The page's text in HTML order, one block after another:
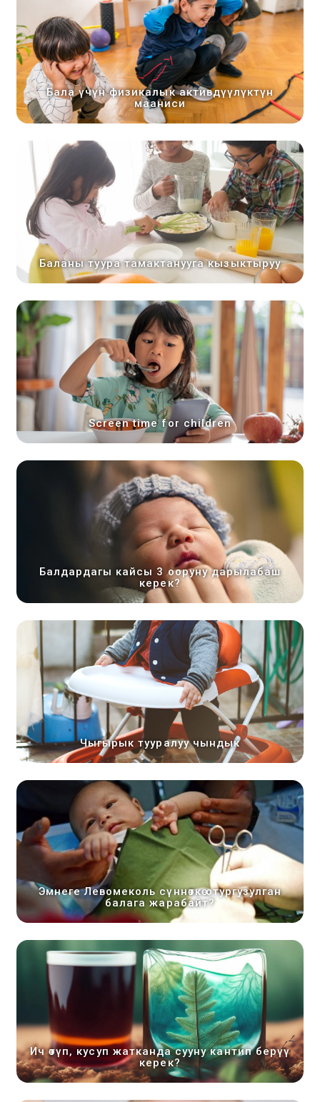
Бала үчүн физикалык активдүүлүктүн
мааниси
Баланы туура тамактанууга кызыктыруу
Screen time for children
Балдардагы кайсы 3 ооруну дарылабаш
керек?
Чыгырык тууралуу чындык
Эмнеге Левомеколь сүннөткө отургузулган
балага жарабайт?
Ич өтүп, кусуп жатканда сууну кантип берүү
керек?